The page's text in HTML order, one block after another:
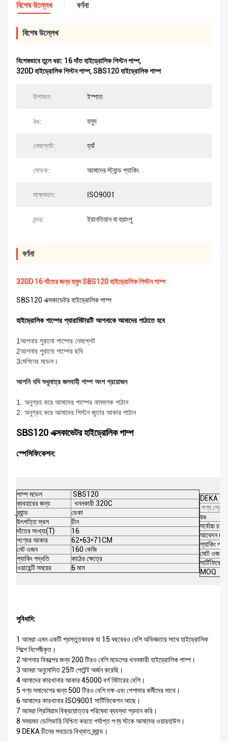
বিশেষ উল্লেখ বর্ণনা
বিশেষ উল্লেখ
বিশেষভাবে তুলে ধরা: 16 দাঁত হাইড্রোলিক পিস্টন পাম্প,
320D হাইড্রোলিক পিস্টন পাম্প,SBS120 হাইড্রোলিক পাম্প
উপাদান: ইস্পাত
রঙ: হলুদ
নেমপ্লেট: হ্যাঁ
মোড়ক: আমাদের স্ট্যান্ড প্যাকিং
সাক্ষ্যদান: ISO9001
বন্দর: ইয়ানতিয়ান বা হুয়াংপু
বর্ণনা
320D 16 দাঁতের জন্য হলুদ SBS120 হাইড্রোলিক পিস্টন পাম্প
SBS120 এক্সকাভেটর হাইড্রোলিক পাম্প
হাইড্রোলিক পাম্পের প্যারামিটারটি আপনাকে আমাদের পাঠাতে হবে
1আপনার পুরানো পাম্পের নেমপ্লেট
2আপনার পুরানো পাম্পের ছবি
3মেশিনের মডেল।
আপনি যদি শুধুমাত্র জলবাহী পাম্প অংশ প্রয়োজন
1. অনুগ্রহ করে আমাদের পাম্পের নামফলক পাঠান
2. অনুগ্রহ করে আমাদের পিস্টন জুতার আকার পাঠান
SBS120 এক্সকাভেটর হাইড্রোলিক পাম্প
স্পেসিফিকেশন:
পাম্প মডেল
SBS120
ব্যবহারের জন্য
খননকারী 320C
ব্র্যান্ড
ডেকা
উৎপত্তি স্থল
চীন
দাঁতের সংখ্যা(T)
16
পণ্যের আকার
62*63*71CM
নেট ওজন
160 কেজি
প্যাকিং পদ্ধতি
কাঠের ক্ষেত্রে
ওয়ারেন্টি সময়ের
6 মাস
DEKA
পণ্য শ্রেণী
রঙ
সর্বোচ্চ
আবেদন
প্যাকিং
মোট ওজন
সার্টিফিকেশন
MOQ
সুবিধাদি:
1 আমরা এমন একটি প্রস্তুতকারক যা 15 বছরেরও বেশি অভিজ্ঞতার সাথে হাইড্রোলিক
শিল্পে বিশেষীকৃত।
2 আপনার বিকল্পের জন্য 200 টিরও বেশি মডেলের খননকারী হাইড্রোলিক পাম্প।
3 আমরা অনুমোদিত 25টি পেটেন্ট অর্জন করেছি।
4 আমাদের কারখানার আকার 45000 বর্গ মিটারের বেশি।
5 পণ্য সমাবেশের জন্য 500 টিরও বেশি দক্ষ এবং পেশাদার কর্মীদের সাথে।
6 আমাদের কারখানার ISO9001 সার্টিফিকেশন আছে।
7 আমরা প্রিমিয়াম বিক্রয়োত্তর পরিষেবা ব্যবস্থা প্রদান করি।
8 সময়মত ডেলিভারি নিশ্চিত করতে পর্যাপ্ত পণ্য স্টকে আমাদের ওয়ারহাউস।
9 DEKA চীনের সবচেয়ে বিখ্যাত ব্র্যান্ড।